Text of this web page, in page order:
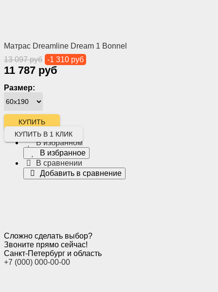
Матрас Dreamline Dream 1 Bonnel
13 097 руб -1 310 руб
11 787 руб
Размер:
КУПИТЬ В 1 КЛИК
В избранном
В избранное
В сравнении
Добавить в сравнение
Сложно сделать выбор?
Звоните прямо сейчас!
Санкт-Петербург и область
+7 (000) 000-00-00